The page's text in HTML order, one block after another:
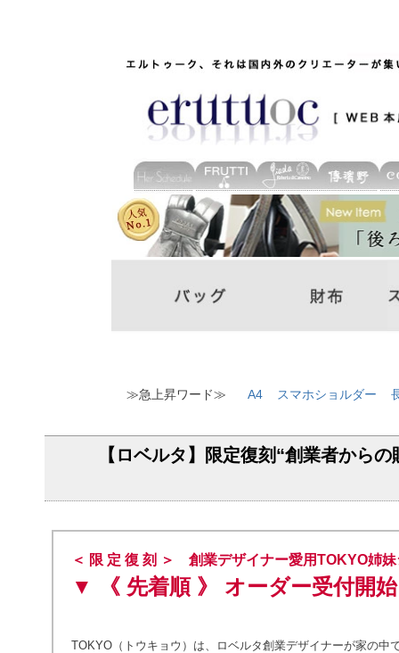
≫急上昇ワード≫ A4 スマホショルダー
【ロベルタ】限定復刻“創業者から
＜ 限 定 復 刻 ＞ 創業デザイナー愛用TOKYO姉
▼ 《 先着順 》 オーダー受付開
TOKYO（トウキョウ）は、ロベルタ創業デザイナーが家の中